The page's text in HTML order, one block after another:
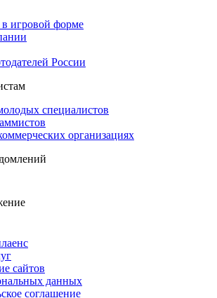
игровой форме
России
специалистов
организациях
сайтов
данных
соглашение